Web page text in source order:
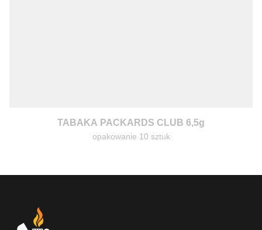
TABAKA PACKARDS CLUB 6,5g
opakowanie 10 sztuk